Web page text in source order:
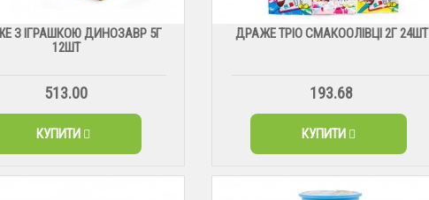
З ІГРАШКОЮ ДИНОЗАВР 5Г
12ШТ
513.00
КУПИТИ
ДРАЖЕ ТРІО СМАКООЛІВЦІ 2Г 24ШТ
193.68
КУПИТИ